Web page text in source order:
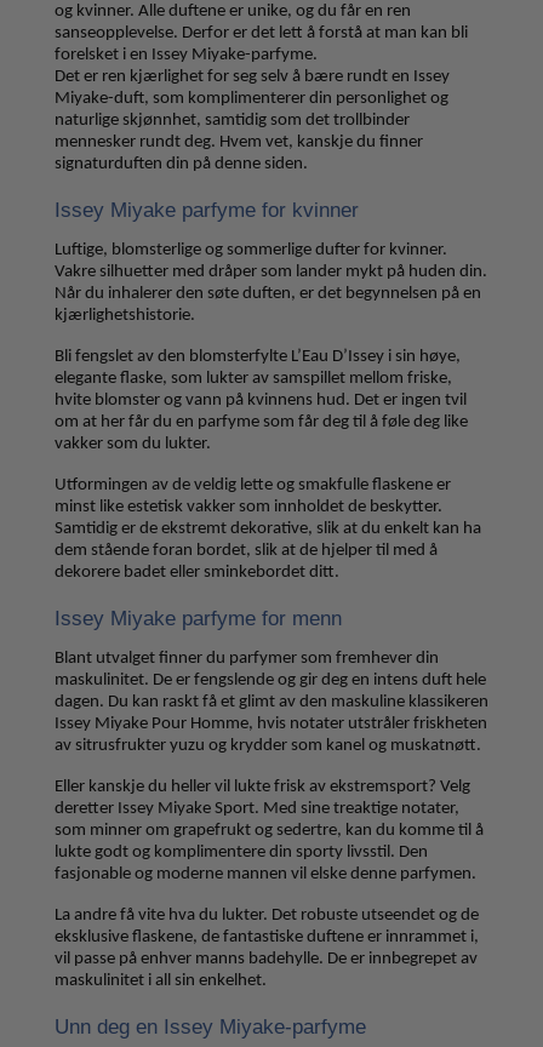
og kvinner. Alle duftene er unike, og du får en ren
sanseopplevelse. Derfor er det lett å forstå at man kan bli
forelsket i en Issey Miyake-parfyme.
Det er ren kjærlighet for seg selv å bære rundt en Issey
Miyake-duft, som komplimenterer din personlighet og
naturlige skjønnhet, samtidig som det trollbinder
mennesker rundt deg. Hvem vet, kanskje du finner
signaturduften din på denne siden.
Issey Miyake parfyme for kvinner
Luftige, blomsterlige og sommerlige dufter for kvinner.
Vakre silhuetter med dråper som lander mykt på huden din.
Når du inhalerer den søte duften, er det begynnelsen på en
kjærlighetshistorie.
Bli fengslet av den blomsterfylte L’Eau D’Issey i sin høye,
elegante flaske, som lukter av samspillet mellom friske,
hvite blomster og vann på kvinnens hud. Det er ingen tvil
om at her får du en parfyme som får deg til å føle deg like
vakker som du lukter.
Utformingen av de veldig lette og smakfulle flaskene er
minst like estetisk vakker som innholdet de beskytter.
Samtidig er de ekstremt dekorative, slik at du enkelt kan ha
dem stående foran bordet, slik at de hjelper til med å
dekorere badet eller sminkebordet ditt.
Issey Miyake parfyme for menn
Blant utvalget finner du parfymer som fremhever din
maskulinitet. De er fengslende og gir deg en intens duft hele
dagen. Du kan raskt få et glimt av den maskuline klassikeren
Issey Miyake Pour Homme, hvis notater utstråler friskheten
av sitrusfrukter yuzu og krydder som kanel og muskatnøtt.
Eller kanskje du heller vil lukte frisk av ekstremsport? Velg
deretter Issey Miyake Sport. Med sine treaktige notater,
som minner om grapefrukt og sedertre, kan du komme til å
lukte godt og komplimentere din sporty livsstil. Den
fasjonable og moderne mannen vil elske denne parfymen.
La andre få vite hva du lukter. Det robuste utseendet og de
eksklusive flaskene, de fantastiske duftene er innrammet i,
vil passe på enhver manns badehylle. De er innbegrepet av
maskulinitet i all sin enkelhet.
Unn deg en Issey Miyake-parfyme